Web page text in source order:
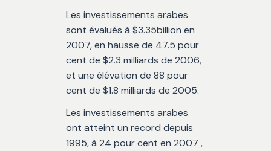
Les investissements arabes
sont évalués à $3.35billion en
2007, en hausse de 47.5 pour
cent de $2.3 milliards de 2006,
et une élévation de 88 pour
cent de $1.8 milliards de 2005.
Les investissements arabes
ont atteint un record depuis
1995, à 24 pour cent en 2007 ,